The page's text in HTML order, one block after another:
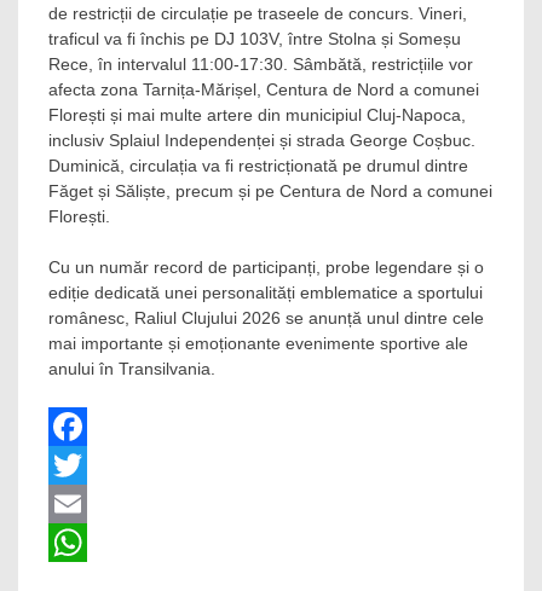
de restricții de circulație pe traseele de concurs. Vineri,
traficul va fi închis pe DJ 103V, între Stolna și Someșu
Rece, în intervalul 11:00-17:30. Sâmbătă, restricțiile vor
afecta zona Tarnița-Mărișel, Centura de Nord a comunei
Florești și mai multe artere din municipiul Cluj-Napoca,
inclusiv Splaiul Independenței și strada George Coșbuc.
Duminică, circulația va fi restricționată pe drumul dintre
Făget și Săliște, precum și pe Centura de Nord a comunei
Florești.
Cu un număr record de participanți, probe legendare și o
ediție dedicată unei personalități emblematice a sportului
românesc, Raliul Clujului 2026 se anunță unul dintre cele
mai importante și emoționante evenimente sportive ale
anului în Transilvania.
Facebook
Twitter
Email